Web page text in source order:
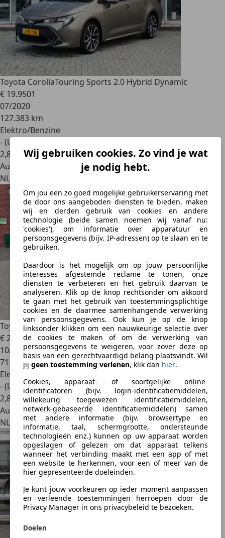
Wij gebruiken cookies. Zo vind je wat
je nodig hebt.
Om jou een zo goed mogelijke gebruikerservaring met
de door ons aangeboden diensten te bieden, maken
wij en derden gebruik van cookies en andere
technologie (beide samen noemen wij vanaf nu:
'cookies'), om informatie over apparatuur en
persoonsgegevens (bijv. IP-adressen) op te slaan en te
gebruiken.
Daardoor is het mogelijk om op jouw persoonlijke
interesses afgestemde reclame te tonen, onze
diensten te verbeteren en het gebruik daarvan te
analyseren. Klik op de knop rechtsonder om akkoord
te gaan met het gebruik van toestemmingsplichtige
cookies en de daarmee samenhangende verwerking
van persoonsgegevens. Ook kun je op de knop
linksonder klikken om een nauwkeurige selectie over
de cookies te maken of om de verwerking van
persoonsgegevens te weigeren, voor zover deze op
basis van een gerechtvaardigd belang plaatsvindt. Wil
jij geen toestemming verlenen, klik dan hier.
Cookies, apparaat- of soortgelijke online-
identificatoren (bijv. login-identificatiemiddelen,
willekeurig toegewezen identificatiemiddelen,
netwerk-gebaseerde identificatiemiddelen) samen
met andere informatie (bijv. browsertype en
informatie, taal, schermgrootte, ondersteunde
technologieën enz.) kunnen op uw apparaat worden
opgeslagen of gelezen om dat apparaat telkens
wanneer het verbinding maakt met een app of met
een website te herkennen, voor een of meer van de
hier gepresenteerde doeleinden.
Je kunt jouw voorkeuren op ieder moment aanpassen
en verleende toestemmingen herroepen door de
Privacy Manager in ons privacybeleid te bezoeken.
Doelen
Toyota CorollaTouring Sports 2.0 Hybrid Dynamic
€ 19.9501
07/2020
127.383 km
Elektro/Benzine
- (l/100 km)
2,8
Autobedrijf
NL 3247 CL
Toyota Corolla2.0 Hybrid Sport ,Navi ,Camera.
€ 23.950
10/2022
71.480 km
Elektro/Benzine
- (l/100 km)
2,8
Autobedrijf
NL 5106 NE